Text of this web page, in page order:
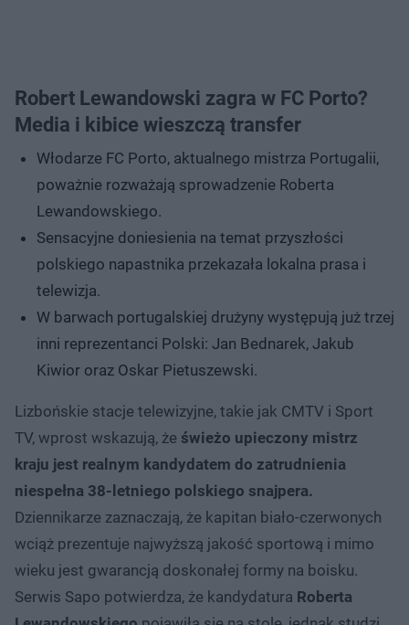
Robert Lewandowski zagra w FC Porto?
Media i kibice wieszczą transfer
Włodarze FC Porto, aktualnego mistrza Portugalii,
poważnie rozważają sprowadzenie Roberta
Lewandowskiego.
Sensacyjne doniesienia na temat przyszłości
polskiego napastnika przekazała lokalna prasa i
telewizja.
W barwach portugalskiej drużyny występują już trzej
inni reprezentanci Polski: Jan Bednarek, Jakub
Kiwior oraz Oskar Pietuszewski.
Lizbońskie stacje telewizyjne, takie jak CMTV i Sport
TV, wprost wskazują, że świeżo upieczony mistrz
kraju jest realnym kandydatem do zatrudnienia
niespełna 38-letniego polskiego snajpera.
Dziennikarze zaznaczają, że kapitan biało-czerwonych
wciąż prezentuje najwyższą jakość sportową i mimo
wieku jest gwarancją doskonałej formy na boisku.
Serwis Sapo potwierdza, że kandydatura Roberta